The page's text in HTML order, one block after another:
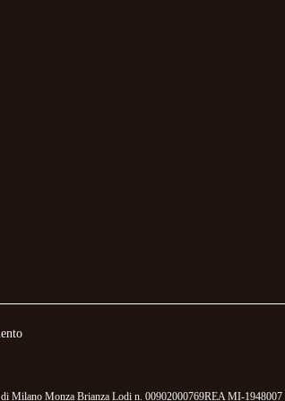
Milano Monza Brianza Lodi n. 00902000769REA MI-1948007